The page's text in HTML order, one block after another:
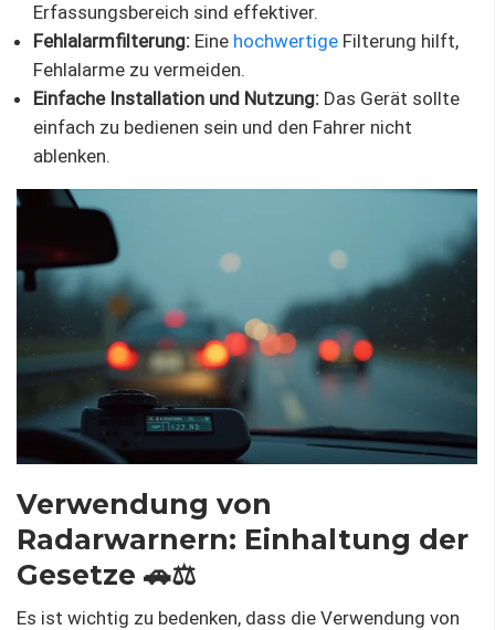
Erfassungsbereich sind effektiver.
Fehlalarmfilterung: Eine hochwertige Filterung hilft,
Fehlalarme zu vermeiden.
Einfache Installation und Nutzung: Das Gerät sollte
einfach zu bedienen sein und den Fahrer nicht
ablenken.
Verwendung von
Radarwarnern: Einhaltung der
Gesetze 🚗⚖️
Es ist wichtig zu bedenken, dass die Verwendung von